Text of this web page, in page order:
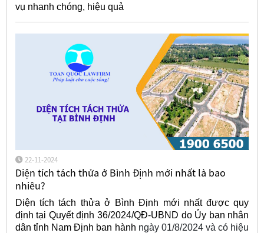
vụ nhanh chóng, hiệu quả
22-11-2024
Diện tích tách thửa ở Bình Định mới nhất là bao
nhiêu?
Diện tích tách thửa ở Bình Định mới nhất được quy
định tại Quyết định 36/2024/QĐ-UBND do Ủy ban nhân
dân tỉnh Nam Định ban hành ngày 01/8/2024 và có hiệu